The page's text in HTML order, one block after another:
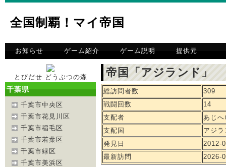
全国制覇！マイ帝国
お知らせ ゲーム紹介 ゲーム説明 提供元
とびだせ どうぶつの森
千葉県
千葉市中央区
千葉市花見川区
千葉市稲毛区
千葉市若葉区
千葉市緑区
千葉市美浜区
帝国「アジランド」
総訪問者数
309
戦闘回数
14
支配者
あじへ
支配国
アジ
発見日
2012-
最新訪問
2026-